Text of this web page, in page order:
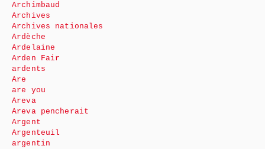
Archimbaud
Archives
Archives nationales
Ardèche
Ardelaine
Arden Fair
ardents
Are
are you
Areva
Areva pencherait
Argent
Argenteuil
argentin